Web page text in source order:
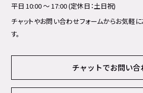
平日 10:00 ～ 17:00 (定休日：土日祝)
チャットやお問い合わせフォームからお気軽
す。
チャットでお問い合